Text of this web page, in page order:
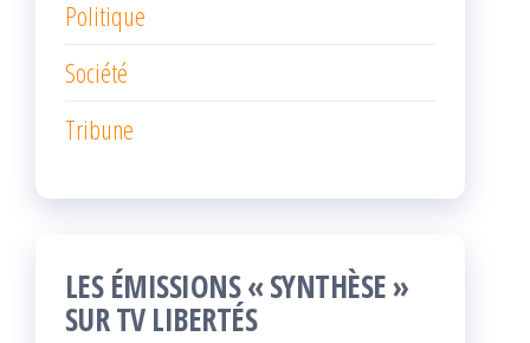
Politique
Société
Tribune
LES ÉMISSIONS « SYNTHÈSE »
SUR TV LIBERTÉS